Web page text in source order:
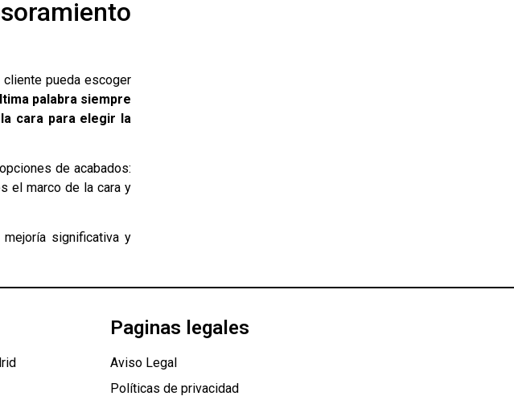
pueda escoger
palabra siempre
cara para elegir la
de acabados:
el marco de la cara y
significativa y
Paginas legales
Aviso Legal
Políticas de privacidad